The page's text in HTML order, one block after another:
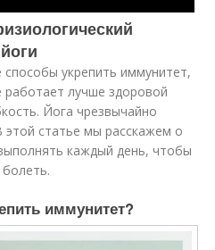
укрепить иммунитет,
лучше здоровой
Йога чрезвычайно
этой статье мы расскажем о
каждый день, чтобы
иммунитет?